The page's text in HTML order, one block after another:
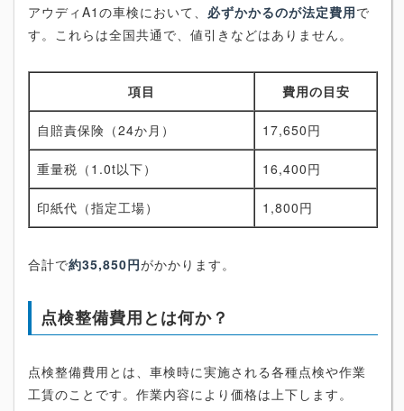
アウディA1の車検において、 必ずかかるのが法定費用で
す。これらは全国共通で、値引きなどはありません。
項目 費用の目安
自賠責保険（24か月） 17,650円
重量税（1.0t以下） 16,400円
印紙代（指定工場） 1,800円
合計で約35,850円がかかります。
点検整備費用とは何か？
点検整備費用とは、車検時に実施される各種点検や作業
工賃のことです。作業内容により価格は上下します。